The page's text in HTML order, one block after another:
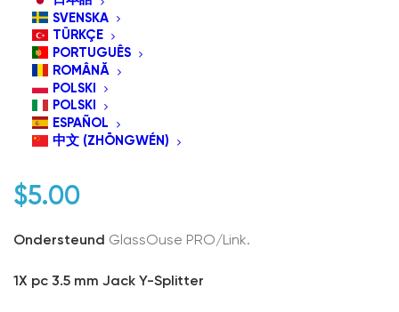
SVENSKA
TÜRKÇE
PORTUGUÊS
ROMÂNĂ
POLSKI
POLSKI
ESPAÑOL
中文 (ZHŌNGWÉN)
AC06 3.5mm Jack Y-
Splitter
$5.00
Ondersteund GlassOuse PRO/Link.
1X pc 3.5 mm Jack Y-Splitter